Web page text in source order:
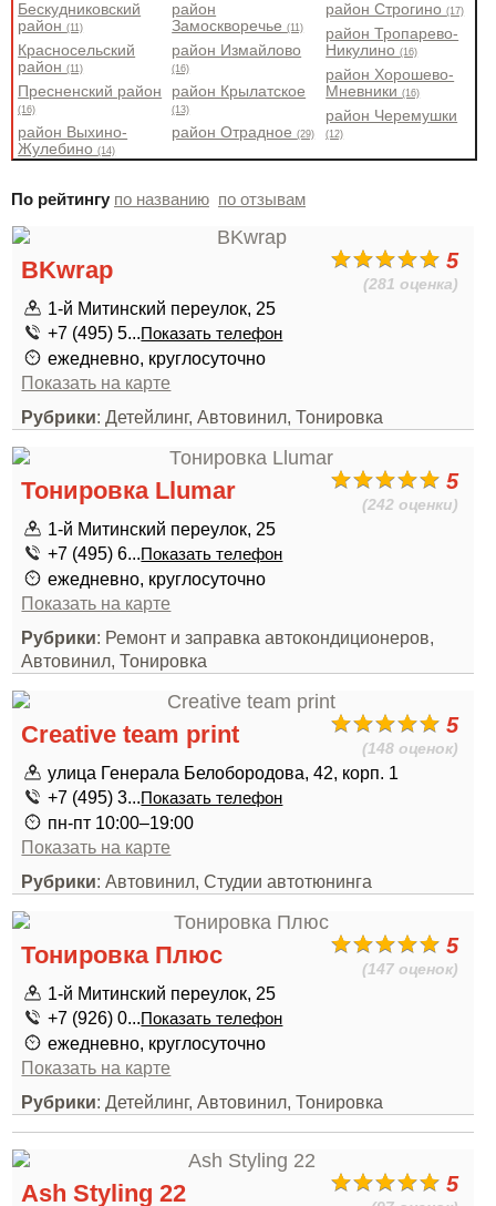
Бескудниковский
район(11)
Красносельский
район(11)
Пресненский район
(16)
район Выхино-
Жулебино(14)
район
Замоскворечье(11)
район Измайлово
(16)
район Крылатское
(13)
район Отрадное(29)
район Строгино(17)
район Тропарево-
Никулино(16)
район Хорошево-
Мневники(16)
район Черемушки
(12)
По рейтингу по названию по отзывам
5
(281 оценка)
BKwrap
1-й Митинский переулок, 25
+7 (495) 5...Показать телефон
ежедневно, круглосуточно
Показать на карте
Рубрики: Детейлинг, Автовинил, Тонировка
5
(242 оценки)
Тонировка Llumar
1-й Митинский переулок, 25
+7 (495) 6...Показать телефон
ежедневно, круглосуточно
Показать на карте
Рубрики: Ремонт и заправка автокондиционеров,
Автовинил, Тонировка
5
(148 оценок)
Creative team print
улица Генерала Белобородова, 42, корп. 1
+7 (495) 3...Показать телефон
пн-пт 10:00–19:00
Показать на карте
Рубрики: Автовинил, Студии автотюнинга
5
(147 оценок)
Тонировка Плюс
1-й Митинский переулок, 25
+7 (926) 0...Показать телефон
ежедневно, круглосуточно
Показать на карте
Рубрики: Детейлинг, Автовинил, Тонировка
5
Ash Styling 22